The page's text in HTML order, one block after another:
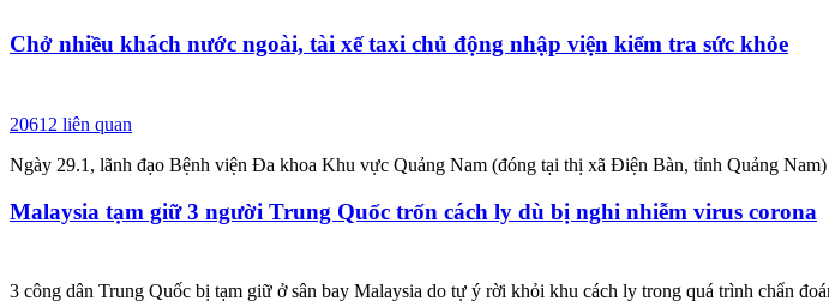
Chở nhiều khách nước ngoài, tài xế taxi chủ động nhập viện kiểm tra sức khỏe
20612 liên quan
Ngày 29.1, lãnh đạo Bệnh viện Đa khoa Khu vực Quảng Nam (đóng tại thị xã Điện Bàn, tỉnh Quảng
Malaysia tạm giữ 3 người Trung Quốc trốn cách ly dù bị nghi nhiễm virus corona
3 công dân Trung Quốc bị tạm giữ ở sân bay Malaysia do tự ý rời khỏi khu cách ly trong quá trình chẩn